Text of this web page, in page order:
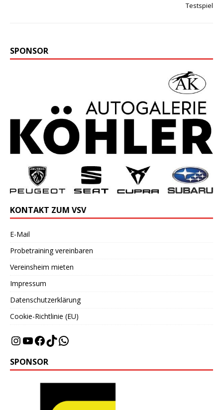
Testspiel
SPONSOR
KONTAKT ZUM VSV
E-Mail
Probetraining vereinbaren
Vereinsheim mieten
Impressum
Datenschutzerklärung
Cookie-Richtlinie (EU)
SPONSOR